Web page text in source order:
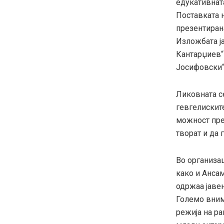
Поставката
Изложбата
Ликовната
можност
творат и да
Во
како и
одржаа
Големо
режија на